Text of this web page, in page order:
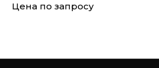
Цена по запросу